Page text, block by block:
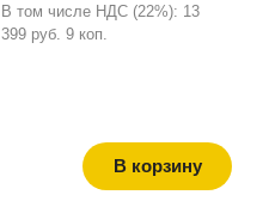
В том числе НДС (22%): 13
399 руб. 9 коп.
В корзину